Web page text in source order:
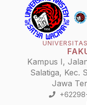
Kampus I,
Salatiga, Kec.
Jawa